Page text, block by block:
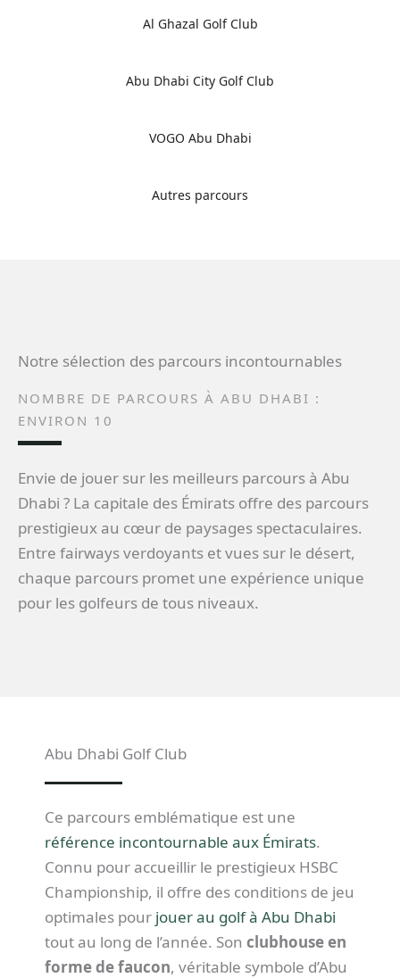
Al Ghazal Golf Club
Abu Dhabi City Golf Club
VOGO Abu Dhabi
Autres parcours
Notre sélection des parcours incontournables
NOMBRE DE PARCOURS À ABU DHABI :
ENVIRON 10
Envie de jouer sur les meilleurs parcours à Abu
Dhabi ? La capitale des Émirats offre des parcours
prestigieux au cœur de paysages spectaculaires.
Entre fairways verdoyants et vues sur le désert,
chaque parcours promet une expérience unique
pour les golfeurs de tous niveaux.
Abu Dhabi Golf Club
Ce parcours emblématique est une
référence incontournable aux Émirats.
Connu pour accueillir le prestigieux HSBC
Championship, il offre des conditions de jeu
optimales pour jouer au golf à Abu Dhabi
tout au long de l’année. Son clubhouse en
forme de faucon, véritable symbole d’Abu